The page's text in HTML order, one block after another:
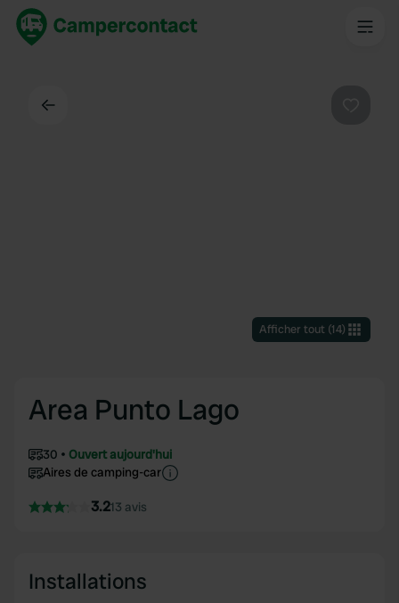
Afficher tout(14)
Area Punto Lago
30
Ouvert aujourd'hui
Aires de camping-car
3.213 avis
Installations